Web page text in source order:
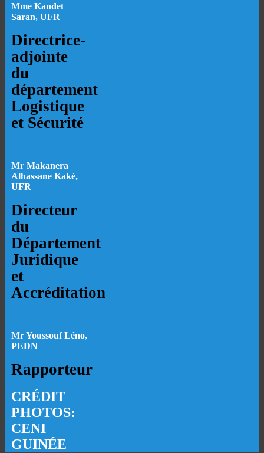
Mme Kandet
Saran, UFR
Directrice-
adjointe
du
département
Logistique
et Sécurité
Mr Makanera
Alhassane Kaké,
UFR
Directeur
du
Département
Juridique
et
Accréditation
Mr Youssouf Léno,
PEDN
Rapporteur
CRÉDIT
PHOTOS:
CENI
GUINÉE